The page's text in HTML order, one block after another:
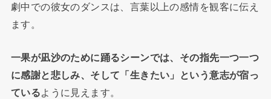
劇中での彼女のダンスは、言葉以上の感情を観客に伝え
ます。
一果が凪沙のために踊るシーンでは、その指先一つ一つ
に感謝と悲しみ、そして「生きたい」という意志が宿っ
ているように見えます。